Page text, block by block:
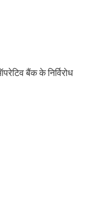
बैंक के निर्विरोध